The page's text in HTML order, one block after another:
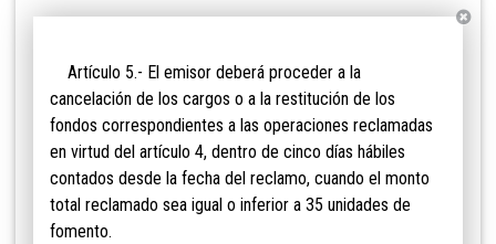
Artículo 5.- El emisor deberá proceder a la
cancelación de los cargos o a la restitución de los
fondos correspondientes a las operaciones reclamadas
en virtud del artículo 4, dentro de cinco días hábiles
contados desde la fecha del reclamo, cuando el monto
total reclamado sea igual o inferior a 35 unidades de
fomento.